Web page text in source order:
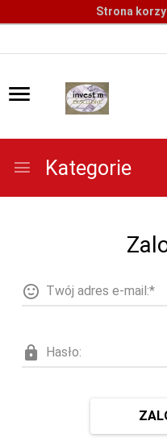
Strona
Kategorie
Twój adres e-mail:*
Hasło: